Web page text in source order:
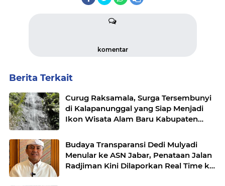
komentar
Berita Terkait
Curug Raksamala, Surga Tersembunyi
di Kalapanunggal yang Siap Menjadi
Ikon Wisata Alam Baru Kabupaten
Budaya Transparansi Dedi Mulyadi
Menular ke ASN Jabar, Penataan Jalan
Radjiman Kini Dilaporkan Real Time ke